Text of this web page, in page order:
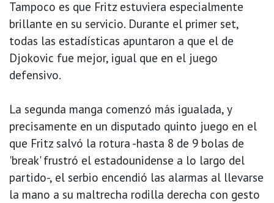
Tampoco es que Fritz estuviera especialmente
brillante en su servicio. Durante el primer set,
todas las estadísticas apuntaron a que el de
Djokovic fue mejor, igual que en el juego
defensivo.
La segunda manga comenzó más igualada, y
precisamente en un disputado quinto juego en el
que Fritz salvó la rotura -hasta 8 de 9 bolas de
'break' frustró el estadounidense a lo largo del
partido-, el serbio encendió las alarmas al llevarse
la mano a su maltrecha rodilla derecha con gesto